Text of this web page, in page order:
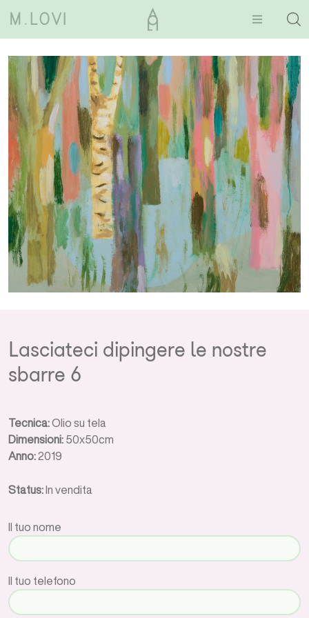
Lasciateci dipingere le nostre
sbarre 6
Tecnica:Olio su tela
Dimensioni: 50x50cm
Anno:2019
Status: In vendita
Il tuo nome
Il tuo telefono